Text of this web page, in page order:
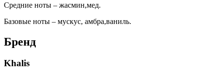
Средние ноты – жасмин,мед.
Базовые ноты – мускус, амбра,ваниль.
Бренд
Khalis